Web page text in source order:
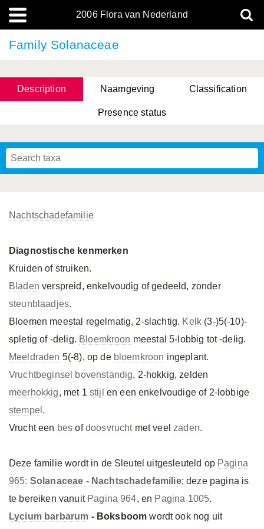
2006 Flora van Nederland
Family Solanaceae
Description Naamgeving Classification
Presence status
Nachtschadefamilie
Diagnostische kenmerken
Kruiden of struiken.
Bladen verspreid, enkelvoudig of gedeeld, zonder
steunblaadjes.
Bloemen meestal regelmatig, 2-slachtig. Kelk (3-)5(-10)-
spletig of -delig. Bloemkroon meestal 5-lobbig tot -delig.
Meeldraden 5(-8), op de bloemkroon ingeplant.
Vruchtbeginsel bovenstandig, 2-hokkig, zelden
meerhokkig, met 1 stijl en een enkelvoudige of 2-lobbige
stempel .
Vrucht een bes ofdoosvruchtmet veel zaden.
Deze familie wordt in de Sleutel uitgesleuteld op Pagina
965: Solanaceae - Nachtschadefamilie; deze pagina is
te bereiken vanuit Pagina 964, en Pagina 1005.
Lycium barbarum - Boksboom wordt ook nog uit